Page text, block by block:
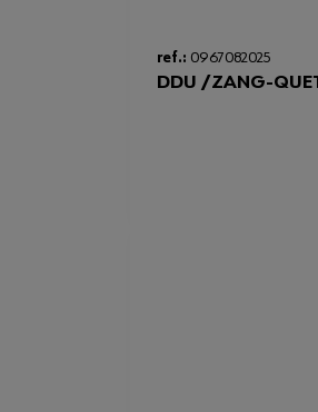
ref.: 0967082025
DDU /ZANG-